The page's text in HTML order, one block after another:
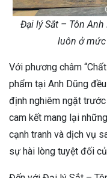
Đại lý Sắt – Tôn
luôn ở
Với phương châm
phẩm tại Anh Dũng
định nghiêm ngặt
cam kết mang lại
cạnh tranh và dịch vụ
sự hài lòng tuyệt đối